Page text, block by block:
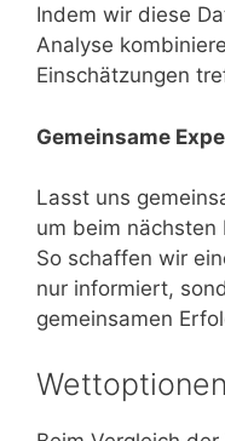
Indem wir diese
Analyse
Einschätzungen
Gemeinsame
Lasst uns
um beim nächsten
So schaffen wir
nur informiert,
gemeinsamen